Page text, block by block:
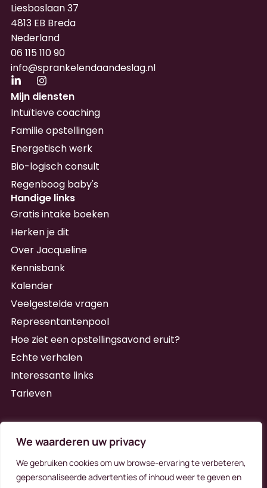
We waarderen uw privacy
We gebruiken cookies om uw browse-ervaring te verbeteren,
gepersonaliseerde advertenties of inhoud weer te geven en
Liesboslaan 37
4813 EB Breda
Nederland
06 115 110 90
info@sprankelendaandeslag.nl
Mijn diensten
Intuïtieve coaching
Familie opstellingen
Energetisch werk
Bio-logisch consult
Regenboog baby's
Handige links
Gratis intake boeken
Herken je dit
Over Jacqueline
Kennisbank
Kalender
Veelgestelde vragen
Representantenpool
Hoe ziet een opstellingsavond eruit?
Echte verhalen
Interessante links
Tarieven